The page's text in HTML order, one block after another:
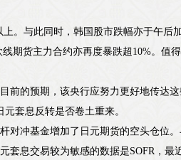
。与此同时，韩国股市跌幅亦于午后
期货主力合约亦再度暴跌超10%。值得
前的预期，该央行应努力更好地传达
套息反转是否卷土重来。
对冲基金增加了日元期货的空头仓位
套息交易较为敏感的数据是SOFR，最